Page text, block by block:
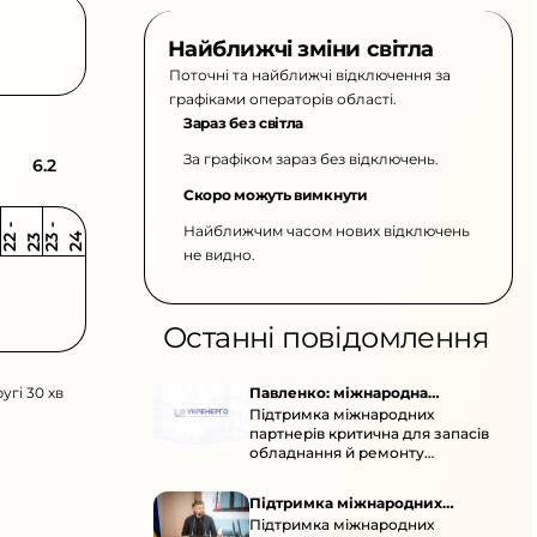
6.2
2 2
-
2 3 2 3
-
2 4
30 хв
Найближчі зміни світла
Поточні та найближчі відключення за
графіками операторів області.
Зараз без світла
За графіком зараз без відключень.
Скоро можуть вимкнути
Найближчим часом нових відключень
не видно.
Останні повідомлення
Павленко: міжнародна
підтримка для стійкості
енергосистеми
Підтримка міжнародних
партнерів критична для запасів
обладнання й ремонту
Підтримка міжнародних
партнерів для стійкості
Підтримка міжнародних